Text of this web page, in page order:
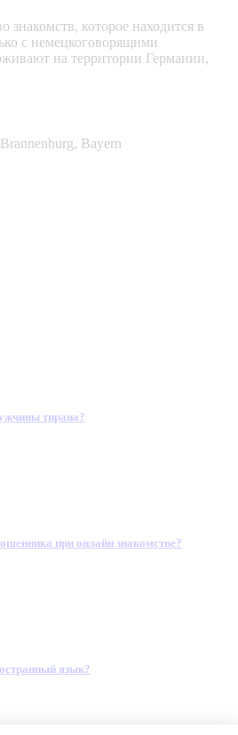
знакомств, которое находится в
с немецкоговорящими
на территории Германии,
Bayern
тирана?
при онлайн знакомстве?
язык?